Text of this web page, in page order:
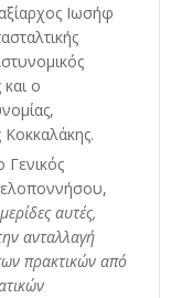
Ιωσήφ
ο
αυτές,
ανταλλαγή
πρακτικών από